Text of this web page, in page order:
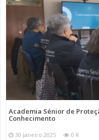
Academia Sénior de
Conhecimento
30 Janeiro 2025 0 K